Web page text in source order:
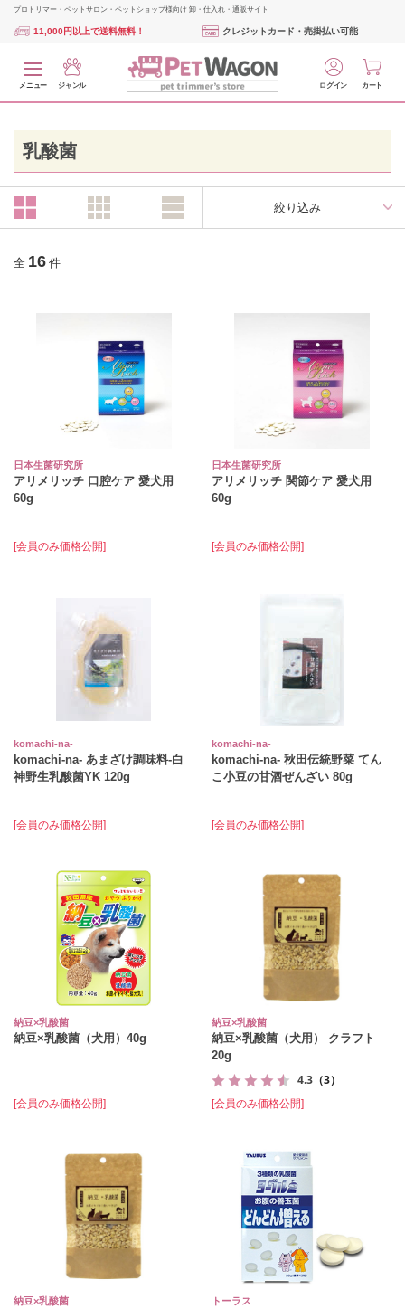
プロトリマー・ペットサロン・ペットショップ様向け 卸・仕入れ・通販サイト
11,000円以上で送料無料！ クレジットカード・売掛払い可能
メニュー ジャンル ログイン カート
乳酸菌
絞り込み
全 16 件
日本生菌研究所
アリメリッチ 口腔ケア 愛犬用
60g
[会員のみ価格公開]
日本生菌研究所
アリメリッチ 関節ケア 愛犬用
60g
[会員のみ価格公開]
komachi‐na‐
komachi‐na‐ あまざけ調味料‐白
神野生乳酸菌YK 120g
[会員のみ価格公開]
komachi‐na‐
komachi-na- 秋田伝統野菜 てん
こ小豆の甘酒ぜんざい 80g
[会員のみ価格公開]
納豆×乳酸菌
納豆×乳酸菌（犬用）40g
[会員のみ価格公開]
納豆×乳酸菌
納豆×乳酸菌（犬用） クラフト
20g
4.3 （3）
[会員のみ価格公開]
納豆×乳酸菌 トーラス